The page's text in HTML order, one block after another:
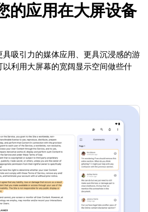
的应用在大屏设备
吸引力的媒体应用、更具沉浸感的游
利用大屏幕的宽阔显示空间做些什